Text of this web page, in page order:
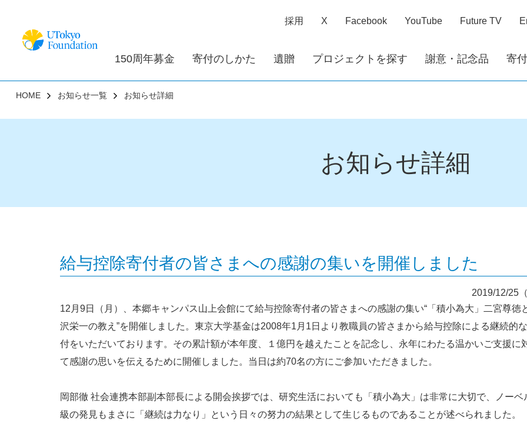
採用 X Facebook YouTube Future TV
150周年募金 寄付のしかた 遺贈 プロジェクトを探す 謝意・記念品 寄
HOME お知らせ一覧 お知らせ詳細
お知らせ詳細
給与控除寄付者の皆さまへの感謝の集いを開催しました
2019/12/25（
12月9日（月）、本郷キャンパス山上会館にて給与控除寄付者の皆さまへの感謝の集い“「積小為大」二宮尊徳
沢栄一の教え”を開催しました。東京大学基金は2008年1月1日より教職員の皆さまから給与控除による継続的
付をいただいております。その累計額が本年度、１億円を越えたことを記念し、永年にわたる温かいご支援に
て感謝の思いを伝えるために開催しました。当日は約70名の方にご参加いただきました。
岡部徹 社会連携本部副本部長による開会挨拶では、研究生活においても「積小為大」は非常に大切で、ノーベ
級の発見もまさに「継続は力なり」という日々の努力の結果として生じるものであることが述べられました。